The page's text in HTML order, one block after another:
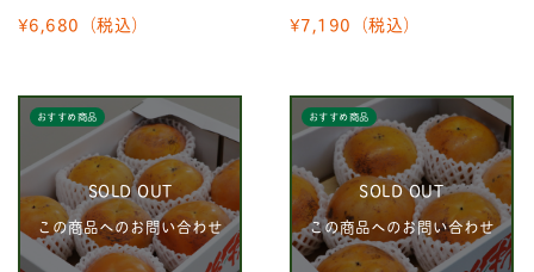
¥6,680 （税込） ¥7,190 （税込）
おすすめ商品
SOLD OUT
この商品へのお問い合わせ
おすすめ商品
SOLD OUT
この商品へのお問い合わせ